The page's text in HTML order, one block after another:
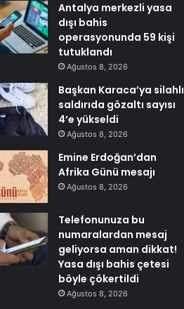
Antalya merkezli yasa
dışı bahis
operasyonunda 59 kişi
tutuklandı
Ağustos 8, 2026
Başkan Karaca’ya silahlı
saldırıda gözaltı sayısı
4’e yükseldi
Ağustos 8, 2026
Emine Erdoğan’dan
Afrika Günü mesajı
Ağustos 8, 2026
Telefonunuza bu
numaralardan mesaj
geliyorsa aman dikkat!
Yasa dışı bahis çetesi
böyle çökertildi
Ağustos 8, 2026